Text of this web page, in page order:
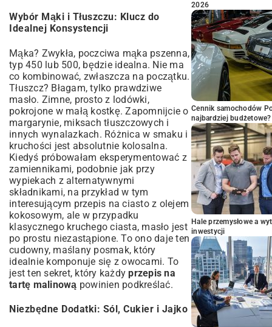
Wybór Mąki i Tłuszczu: Klucz do
Idealnej Konsystencji
Mąka? Zwykła, poczciwa mąka pszenna,
typ 450 lub 500, będzie idealna. Nie ma
co kombinować, zwłaszcza na początku.
Tłuszcz? Błagam, tylko prawdziwe
masło. Zimne, prosto z lodówki,
pokrojone w małą kostkę. Zapomnijcie o
margarynie, miksach tłuszczowych i
innych wynalazkach. Różnica w smaku i
kruchości jest absolutnie kolosalna.
Kiedyś próbowałam eksperymentować z
zamiennikami, podobnie jak przy
wypiekach z alternatywnymi
składnikami, na przykład w tym
interesującym przepis na ciasto z olejem
kokosowym, ale w przypadku
klasycznego kruchego ciasta, masło jest
po prostu niezastąpione. To ono daje ten
cudowny, maślany posmak, który
idealnie komponuje się z owocami. To
jest ten sekret, który każdyprzepis na
tartę malinową powinien podkreślać.
Niezbędne Dodatki: Sól, Cukier i Jajko
2026
Cennik samochodów
najbardziej budżetowe?
Hale przemysłowe a
inwestycji